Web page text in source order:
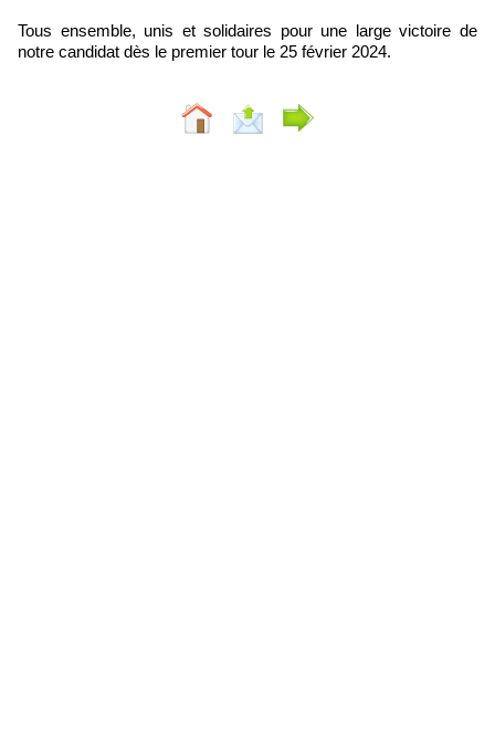
Tous ensemble, unis et solidaires pour une large victoire de
notre candidat dès le premier tour le 25 février 2024.